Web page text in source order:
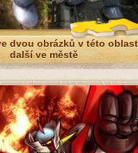
dvou obrázků v této
další ve městě